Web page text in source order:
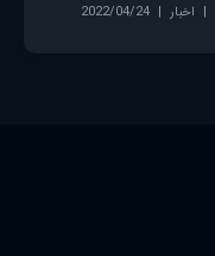
اخبار
2022/04/24